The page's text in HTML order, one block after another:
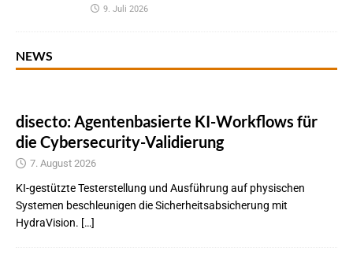
9. Juli 2026
NEWS
disecto: Agentenbasierte KI-Workflows für
die Cybersecurity-Validierung
7. August 2026
KI-gestützte Testerstellung und Ausführung auf physischen
Systemen beschleunigen die Sicherheitsabsicherung mit
HydraVision. […]